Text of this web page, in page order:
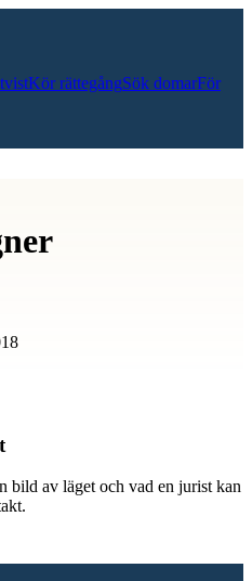
Kör rättegångSök domarFör
bild av läget och vad en jurist kan